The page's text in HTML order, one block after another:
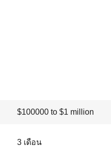
$100000 to $1 million
3 เดือน